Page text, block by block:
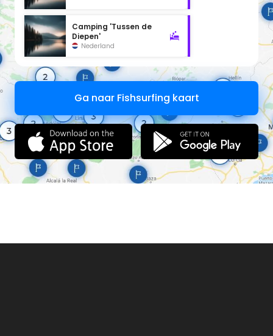
Camping 'Tussen de
Diepen'
Nederland
Ga naar Fishsurfing kaart